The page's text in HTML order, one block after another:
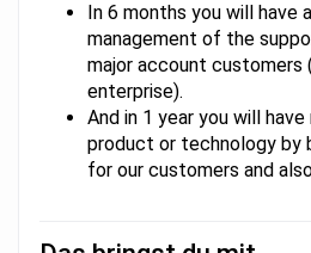
In 6 months you will have
management of the
major account customers
enterprise).
And in 1 year you will
product or technology by
for our customers and